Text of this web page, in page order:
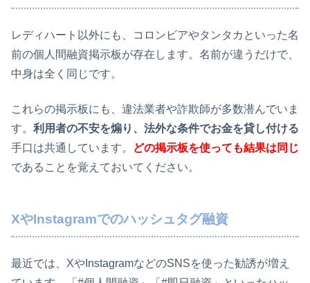
レディハート以外にも、コロンビアやタンタカといった名
前の個人間融資掲示板が存在します。名前が違うだけで、
中身は全く同じです。
これらの掲示板にも、違法業者や詐欺師が多数潜んでいま
す。 利用者の不安を煽り、法外な条件でお金を貸し付ける
手口は共通しています。
どの掲示板を使っても結果は同じ
であることを覚えておいてください。
XやInstagramでのハッシュタグ融資
最近では、XやInstagramなどのSNSを使った勧誘が増え